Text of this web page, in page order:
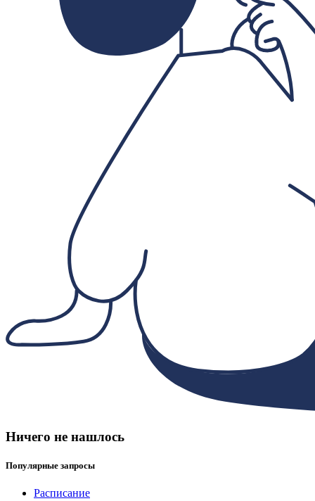
Ничего не нашлось
Популярные запросы
Расписание